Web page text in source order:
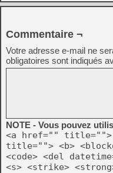
Commentaire ¬
Votre adresse e-mail ne
obligatoires sont indiqués
NOTE - Vous pouvez
<a href="" title="">
title=""> <b>
<code> <del
<s> <strike>